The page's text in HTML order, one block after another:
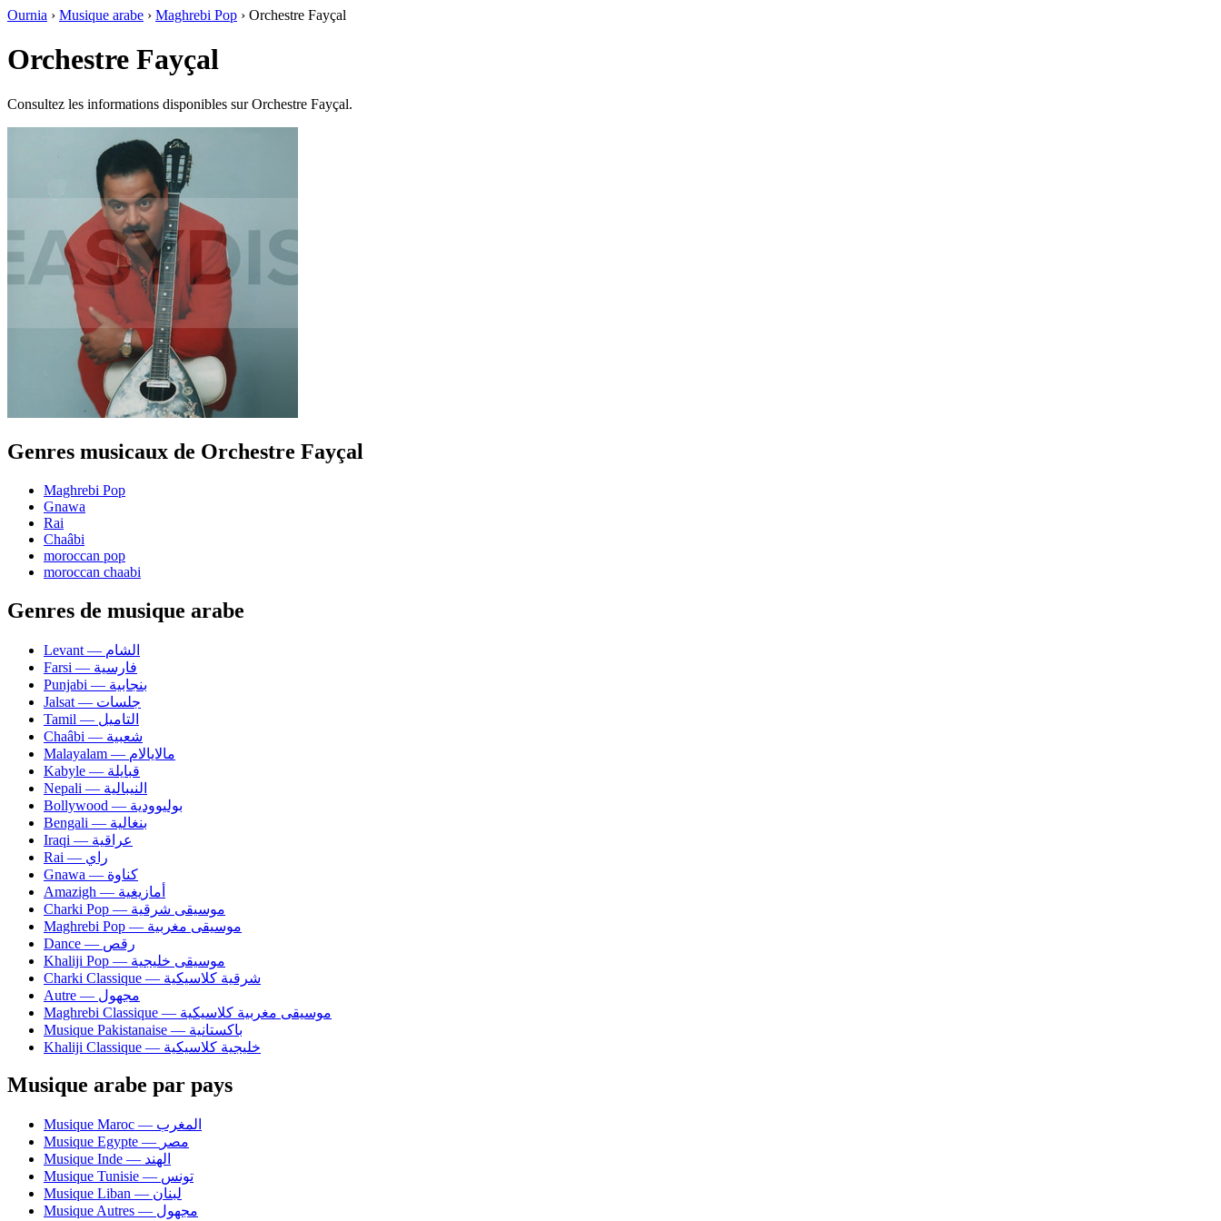
Ournia › Musique arabe › Maghrebi Pop › Orchestre Fayçal
Orchestre Fayçal
Consultez les informations disponibles sur Orchestre Fayçal.
Genres musicaux de Orchestre Fayçal
Maghrebi Pop
Gnawa
Rai
Chaâbi
moroccan pop
moroccan chaabi
Genres de musique arabe
Levant — الشام
Farsi — فارسية
Punjabi — بنجابية
Jalsat — جلسات
Tamil — التاميل
Chaâbi — شعبية
Malayalam — مالايالام
Kabyle — قبايلة
Nepali — النيبالية
Bollywood — بوليوودية
Bengali — بنغالية
Iraqi — عراقية
Rai — راي
Gnawa — كناوة
Amazigh — أمازيغية
Charki Pop — موسيقى شرقية
Maghrebi Pop — موسيقى مغربية
Dance — رقص
Khaliji Pop — موسيقى خليجية
Charki Classique — شرقية كلاسيكية
Autre — مجهول
Maghrebi Classique — موسيقى مغربية كلاسيكية
Musique Pakistanaise — باكستانية
Khaliji Classique — خليجية كلاسيكية
Musique arabe par pays
Musique Maroc — المغرب
Musique Egypte — مصر
Musique Inde — الهند
Musique Tunisie — تونس
Musique Liban — لبنان
Musique Autres — مجهول